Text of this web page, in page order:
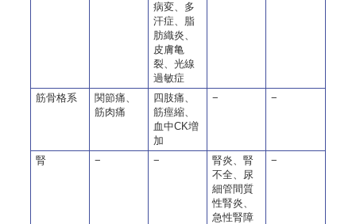
病変、多
汗症、脂
肪織炎、
皮膚亀
裂、光線
過敏症
筋骨格系
関節痛、
筋肉痛
四肢痛、
筋痙縮、
血中CK増
加
− −
腎 − −
腎炎、腎
不全、尿
細管間質
性腎炎、
急性腎障
−